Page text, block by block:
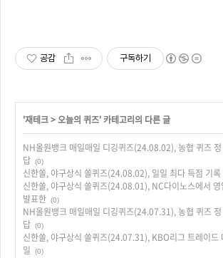
공감 구독하기
'재테크>오늘의 퀴즈' 카테고리의 다른 글
NH올원뱅크 매일매일 디깅퀴즈(24.08.02), 농협 퀴즈 정
답 (0)
신한쏠, 야구상식 쏠퀴즈(24.08.02), 일일 최다 득점 기록
신한쏠, 야구상식 쏠퀴즈(24.08.01), NC다이노스에서 영
발표한 (0)
NH올원뱅크 매일매일 디깅퀴즈(24.07.31), 농협 퀴즈 정
답 (0)
신한쏠, 야구상식 쏠퀴즈(24.07.31), KBO리그 트레이드
일
(0)